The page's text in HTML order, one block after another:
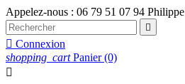
Appelez-nous : 06 79 51 07 94 Philippe

 Connexion
shopping_cart Panier (0)
